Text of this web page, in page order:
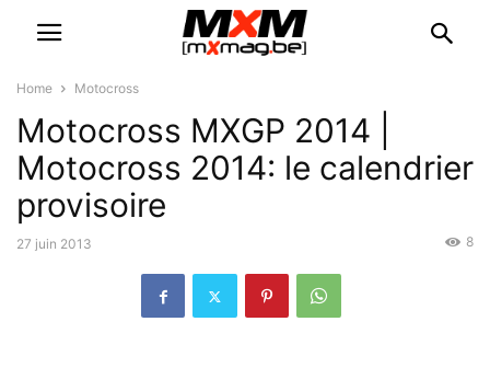
Home Motocross
Motocross MXGP 2014 |
Motocross 2014: le calendrier
provisoire
27 juin 2013 8